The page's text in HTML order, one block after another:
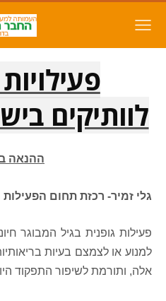
לוותיקים
ההנאה
גלי זמיר- רכזת תחום הפעילות הגופנית-
פעילות גופנית בגיל המבוגר
למנוע או לצמצם בעיות
אלה, ותורמת לשיפור התפקוד